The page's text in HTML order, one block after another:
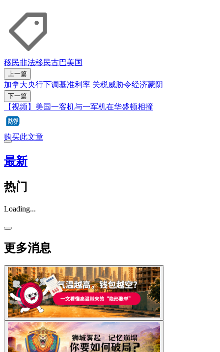
移民非法移民古巴美国
上一篇
加拿大央行下调基准利率 关税威胁令经济蒙阴
下一篇
【视频】美国一客机与一军机在华盛顿相撞
购买此文章
最新
热门
Loading...
更多消息